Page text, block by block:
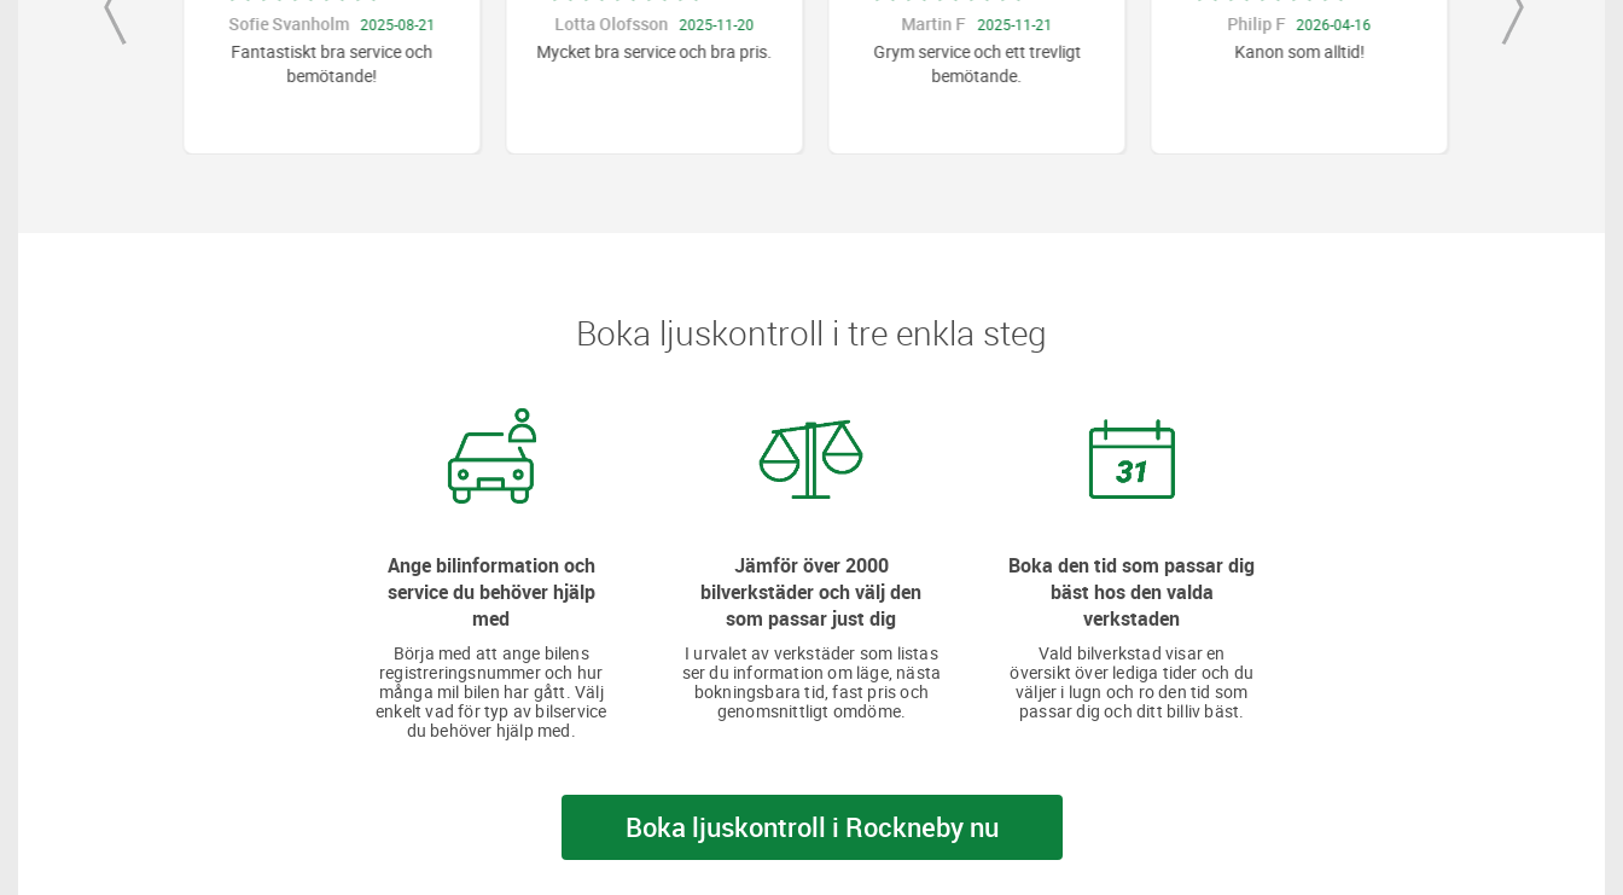
Sofie Svanholm 2025-08-21
Fantastiskt bra service och
bemötande!
Lotta Olofsson 2025-11-20
Mycket bra service och bra pris.
Martin F 2025-11-21
Grym service och ett trevligt
bemötande.
Philip F 2026-04-16
Kanon som alltid!
Solveig
Boka ljuskontroll i tre enkla steg
Ange bilinformation och
service du behöver hjälp
med
Börja med att ange bilens
registreringsnummer och hur
många mil bilen har gått. Välj
enkelt vad för typ av bilservice
du behöver hjälp med.
Jämför över 2000
bilverkstäder och välj den
som passar just dig
I urvalet av verkstäder som listas
ser du information om läge, nästa
bokningsbara tid, fast pris och
genomsnittligt omdöme.
Boka den tid som passar dig
bäst hos den valda
verkstaden
Vald bilverkstad visar en
översikt över lediga tider och du
väljer i lugn och ro den tid som
passar dig och ditt billiv bäst.
Boka ljuskontroll i Rockneby nu